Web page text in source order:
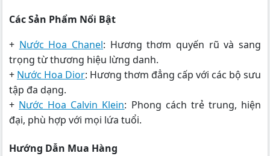
Các Sản Phẩm Nổi Bật
+ Nước Hoa Chanel: Hương thơm quyến rũ và sang
trọng từ thương hiệu lừng danh.
+ Nước Hoa Dior: Hương thơm đẳng cấp với các bộ sưu
tập đa dạng.
+ Nước Hoa Calvin Klein: Phong cách trẻ trung, hiện
đại, phù hợp với mọi lứa tuổi.
Hướng Dẫn Mua Hàng